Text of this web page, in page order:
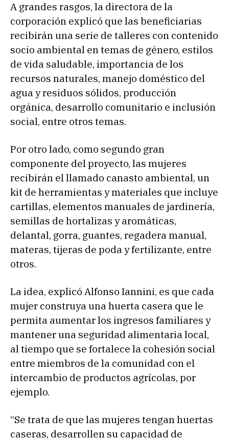
A grandes rasgos, la directora de la
corporación explicó que las beneficiarias
recibirán una serie de talleres con contenido
socio ambiental en temas de género, estilos
de vida saludable, importancia de los
recursos naturales, manejo doméstico del
agua y residuos sólidos, producción
orgánica, desarrollo comunitario e inclusión
social, entre otros temas.
Por otro lado, como segundo gran
componente del proyecto, las mujeres
recibirán el llamado canasto ambiental, un
kit de herramientas y materiales que incluye
cartillas, elementos manuales de jardinería,
semillas de hortalizas y aromáticas,
delantal, gorra, guantes, regadera manual,
materas, tijeras de poda y fertilizante, entre
otros.
La idea, explicó Alfonso Iannini, es que cada
mujer construya una huerta casera que le
permita aumentar los ingresos familiares y
mantener una seguridad alimentaria local,
al tiempo que se fortalece la cohesión social
entre miembros de la comunidad con el
intercambio de productos agrícolas, por
ejemplo.
“Se trata de que las mujeres tengan huertas
caseras, desarrollen su capacidad de